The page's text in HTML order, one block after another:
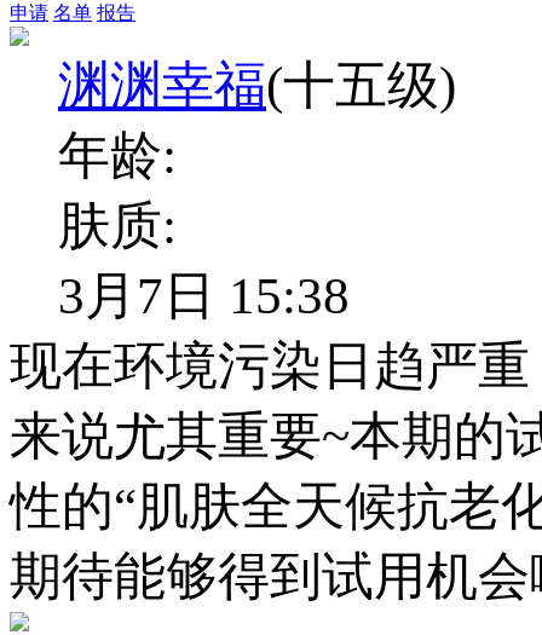
申请 名单 报告
渊渊幸福(十五级)
年龄:
肤质:
3月7日 15:38
现在环境污染日趋严
来说尤其重要~本期的
性的“肌肤全天候抗老
期待能够得到试用机